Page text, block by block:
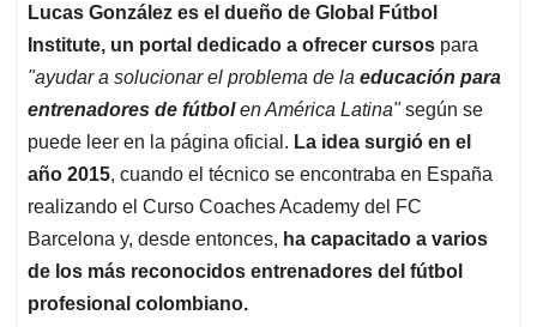
Lucas González es el dueño de Global Fútbol
Institute, un portal dedicado a ofrecer cursos para
"ayudar a solucionar el problema de la educación para
entrenadores de fútbolen América Latina"según se
puede leer en la página oficial. La idea surgió en el
año 2015, cuando el técnico se encontraba en España
realizando el Curso Coaches Academy del FC
Barcelona y, desde entonces, ha capacitado a varios
de los más reconocidos entrenadores del fútbol
profesional colombiano.